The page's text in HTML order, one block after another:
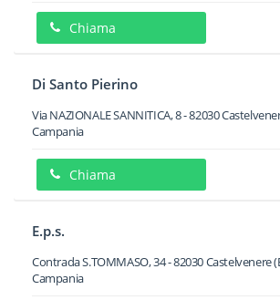
Chiama
Di Santo Pierino
Via NAZIONALE SANNITICA, 8-82030
Campania
Chiama
E.p.s.
Contrada S.TOMMASO, 34-82030Castelvenere
Campania